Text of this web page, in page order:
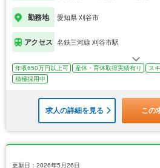
勤務地 愛知県 刈谷市
アクセス 名鉄三河線 刈谷市駅
年収650万円以上可 産休・育休取得実績有り ス
積極採用中
求人の詳細を見る この
更新日：2026年5月26日